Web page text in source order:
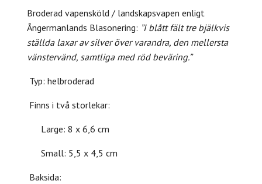
Broderad vapensköld / landskapsvapen enligt
Ångermanlands Blasonering: ”I blått fält tre bjälkvis
ställda laxar av silver över varandra, den mellersta
vänstervänd, samtliga med röd beväring.”
Typ: helbroderad
Finns i två storlekar:
Large: 8 x 6,6 cm
Small: 5,5 x 4,5 cm
Baksida: